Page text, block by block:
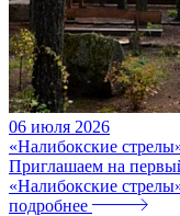
06 июля 2026
«Налибокские
Приглашаем на
«Налибокские
подробнее